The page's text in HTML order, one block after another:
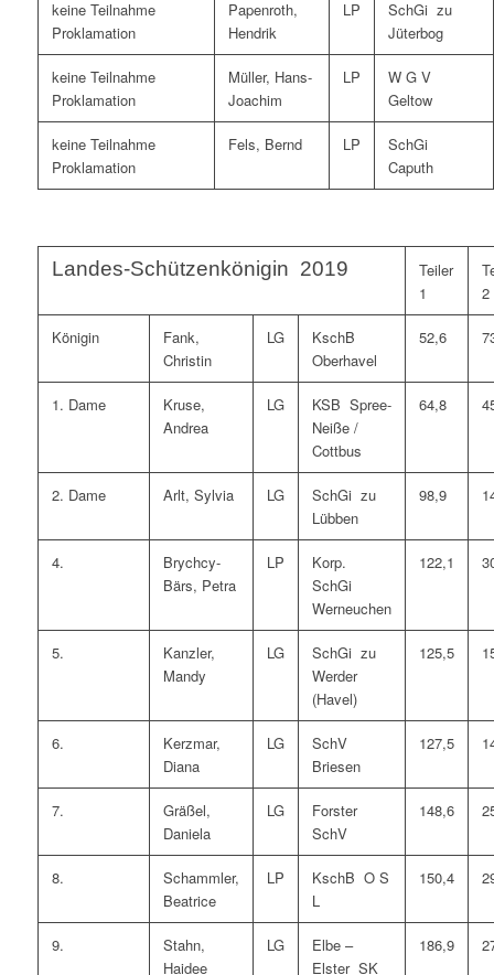
keine Teilnahme
Proklamation
Papenroth,
Hendrik
LP
SchGi zu
Jüterbog
keine Teilnahme
Proklamation
Müller, Hans-
Joachim
LP
W G V
Geltow
keine Teilnahme
Proklamation
Fels, Bernd LP
SchGi
Caputh
Landes-Schützenkönigin 2019
Teiler
1
2
Königin
Fank,
Christin
LG
KschB
Oberhavel
52,6
1. Dame
Kruse,
Andrea
LG
KSB Spree-
Neiße /
Cottbus
64,8
2. Dame Arlt, Sylvia LG
SchGi zu
Lübben
98,9
4.
Brychcy-
Bärs, Petra
LP
Korp.
SchGi
Werneuchen
122,1
5.
Kanzler,
Mandy
LG
SchGi zu
Werder
(Havel)
125,5
6.
Kerzmar,
Diana
LG
SchV
Briesen
127,5
7.
Gräßel,
Daniela
LG
Forster
SchV
148,6
8.
Schammler,
Beatrice
LP
KschB O S
L
150,4
9.
Stahn,
Haidee
LG
Elbe –
Elster SK
186,9